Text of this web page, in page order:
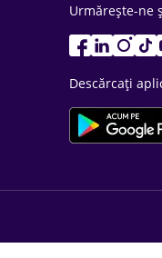
Urmărește-ne
Descărcați